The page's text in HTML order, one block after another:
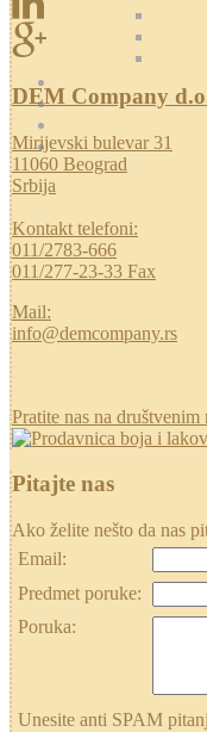
DEM Company
Mirijevski bulevar 31
11060 Beograd
Srbija
Kontakt telefoni:
011/2783-666
011/277-23-33 Fax
Mail:
info@demcompany.rs
Pratite nas na društvenim
Pitajte nas
Ako želite nešto da nas
Email:
Predmet poruke:
Poruka:
Unesite anti SPAM